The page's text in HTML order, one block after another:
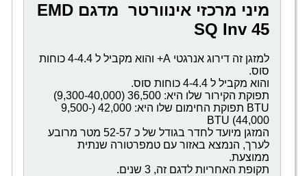
מיני מרכזי אינוורטר מדגם EMD
SQ Inv 45
למזגן זה דירוג אנרגטי A+ והוא מקביל ל 4-4.4 כוחות
סוס.
והוא מקביל ל 4-4.4 כוחות סוס.
תפוקת הקירור שלו היא: 36,500 (9,300-40,000)
BTU תפוקת החימום שלו היא: 42,000 (9,500-
44,000) BTU
המזגן מיועד לחדר בגודל של כ 52-57 מטר מרובע
לערך, הנמצא באזור עם טמפרטורה שנתית
ממוצעת.
תקופת האחריות לדגם זה, 3 שנים. ‎